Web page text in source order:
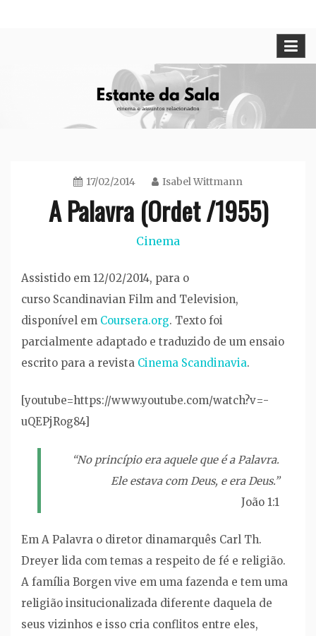
17/02/2014 Isabel Wittmann
A Palavra (Ordet /1955)
Cinema
Assistido em 12/02/2014, para o
curso Scandinavian Film and Television,
disponível em Coursera.org. Texto foi
parcialmente adaptado e traduzido de um ensaio
escrito para a revista Cinema Scandinavia.
[youtube=https://www.youtube.com/watch?v=-
uQEPjRog84]
“No princípio era aquele que é a Palavra.
Ele estava com Deus, e era Deus.”
João 1:1
Em A Palavra o diretor dinamarquês Carl Th.
Dreyer lida com temas a respeito de fé e religião.
A família Borgen vive em uma fazenda e tem uma
religião insitucionalizada diferente daquela de
seus vizinhos e isso cria conflitos entre eles,